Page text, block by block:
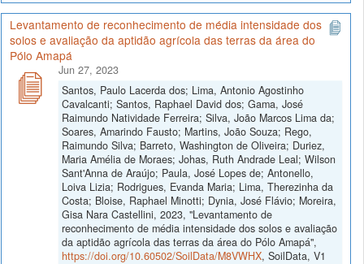
Levantamento de reconhecimento de média intensidade dos
solos e avaliação da aptidão agrícola das terras da área do
Pólo Amapá
Jun 27, 2023
Santos, Paulo Lacerda dos; Lima, Antonio Agostinho
Cavalcanti; Santos, Raphael David dos; Gama, José
Raimundo Natividade Ferreira; Silva, João Marcos Lima da;
Soares, Amarindo Fausto; Martins, João Souza; Rego,
Raimundo Silva; Barreto, Washington de Oliveira; Duriez,
Maria Amélia de Moraes; Johas, Ruth Andrade Leal; Wilson
Sant'Anna de Araújo; Paula, José Lopes de; Antonello,
Loiva Lizia; Rodrigues, Evanda Maria; Lima, Therezinha da
Costa; Bloise, Raphael Minotti; Dynia, José Flávio; Moreira,
Gisa Nara Castellini, 2023, "Levantamento de
reconhecimento de média intensidade dos solos e avaliação
da aptidão agrícola das terras da área do Pólo Amapá",
https://doi.org/10.60502/SoilData/M8VWHX, SoilData, V1